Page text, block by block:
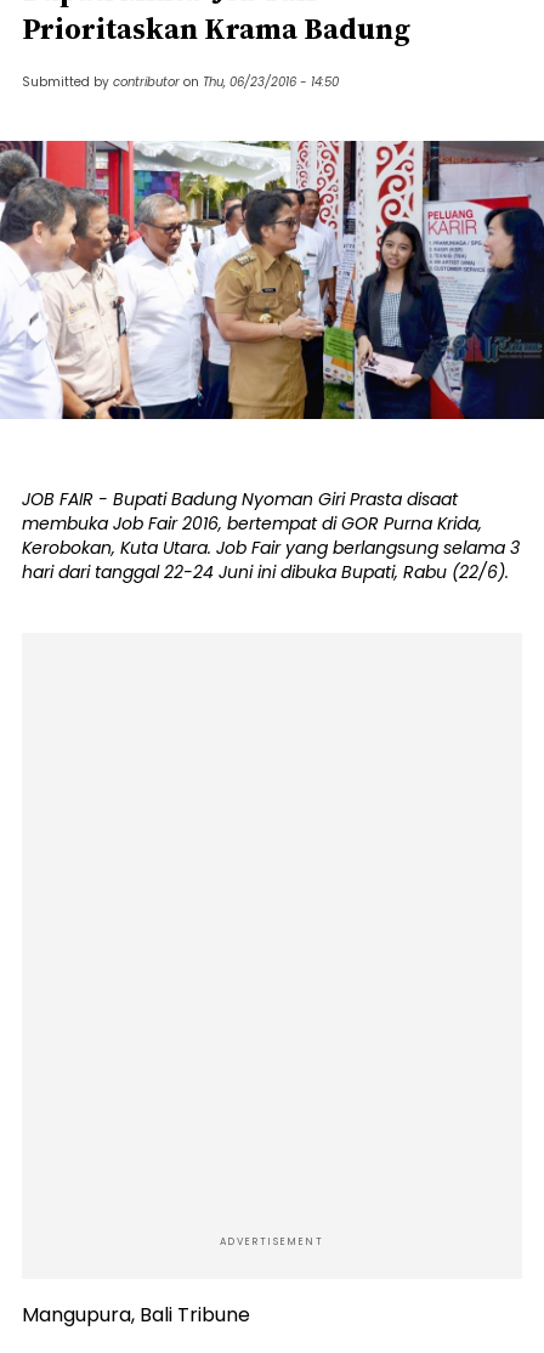
Prioritaskan Krama Badung
Submitted by contributor on Thu, 06/23/2016 - 14:50
JOB FAIR - Bupati Badung Nyoman Giri Prasta disaat
membuka Job Fair 2016, bertempat di GOR Purna Krida,
Kerobokan, Kuta Utara. Job Fair yang berlangsung selama 3
hari dari tanggal 22-24 Juni ini dibuka Bupati, Rabu (22/6).
ADVERTISEMENT
Mangupura, Bali Tribune